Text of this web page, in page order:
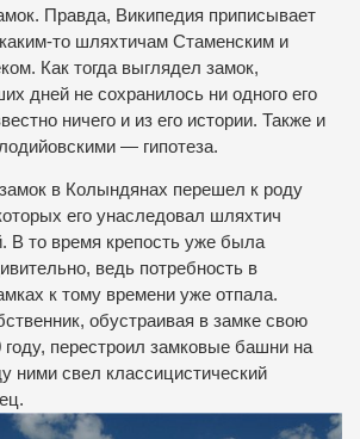
Правда, Википедия приписывает
то шляхтичам Стаменским и
Как тогда выглядел замок,
дней не сохранилось ни одного его
ничего и из его истории. Также и
— гипотеза.
в Колындянах перешел к роду
его унаследовал шляхтич
В то время крепость уже была
ведь потребность в
к тому времени уже отпала.
обустраивая в замке свою
перестроил замковые башни на
ними свел классицистический